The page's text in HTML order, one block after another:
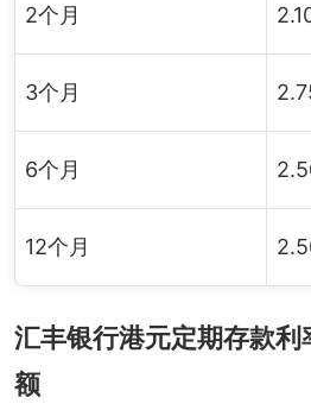
2个月
3个月
6个月
12个月
汇丰银行港元定期存款
额